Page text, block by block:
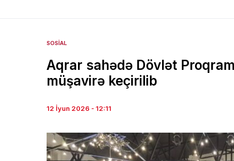
SOSIAL
Aqrar sahədə Dövlət
müşavirə keçirilib
12 İyun 2026 - 12:11